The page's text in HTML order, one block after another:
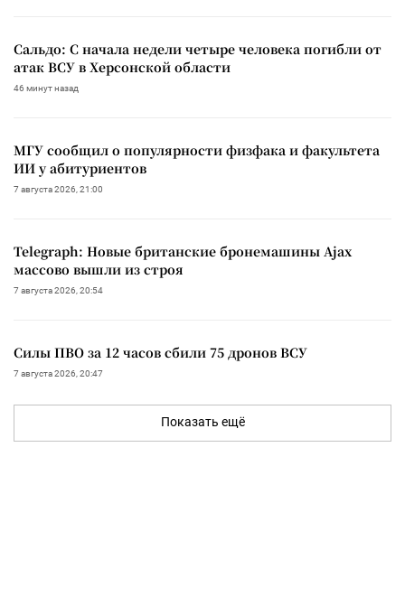
Сальдо: С начала недели четыре человека погибли от
атак ВСУ в Херсонской области
46 минут назад
МГУ сообщил о популярности физфака и факультета
ИИ у абитуриентов
7 августа 2026, 21:00
Telegraph: Новые британские бронемашины Ajax
массово вышли из строя
7 августа 2026, 20:54
Силы ПВО за 12 часов сбили 75 дронов ВСУ
7 августа 2026, 20:47
Показать ещё